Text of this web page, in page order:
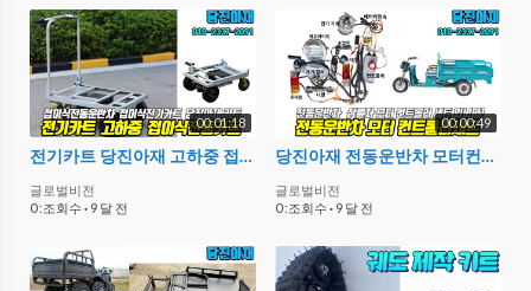
00:01:18
전기카트 당진아재 고하중 접이식전동카트
글로벌비전
0 :조회수 · 9 달 전
00:00:49
당진아재 전동운반차 모터컨트롤러세트
글로벌비전
0 :조회수 · 9 달 전